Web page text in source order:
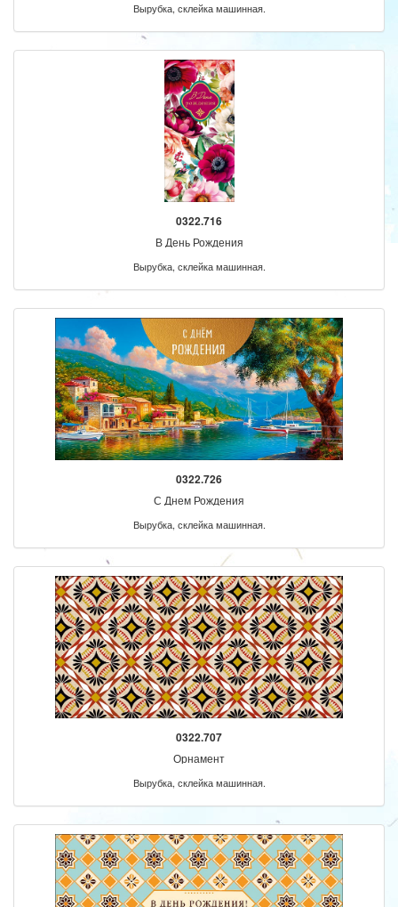
Вырубка, склейка машинная.
0322.716
В День Рождения
Вырубка, склейка машинная.
0322.726
С Днем Рождения
Вырубка, склейка машинная.
0322.707
Орнамент
Вырубка, склейка машинная.